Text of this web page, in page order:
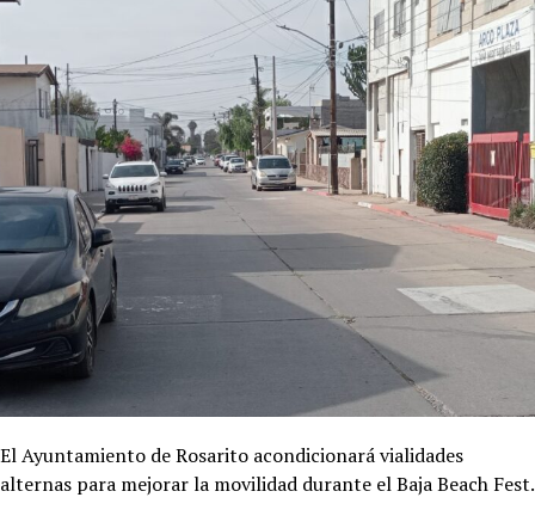
El Ayuntamiento de Rosarito acondicionará vialidades
alternas para mejorar la movilidad durante el Baja Beach Fest.